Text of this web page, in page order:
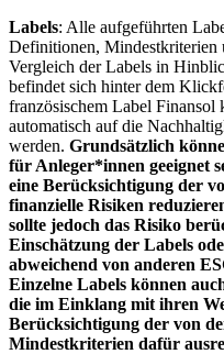
Labels: Alle aufgeführten
Definitionen, Mindestkriterien
Vergleich der Labels in
befindet sich hinter dem
französischem Label Finansol
automatisch auf die
werden. Grundsätzlich
für Anleger*innen geeignet
eine Berücksichtigung der
finanzielle Risiken
sollte jedoch das Risiko
Einschätzung der Labels
abweichend von anderen
Einzelne Labels können
die im Einklang mit ihren
Berücksichtigung der von
Mindestkriterien dafür